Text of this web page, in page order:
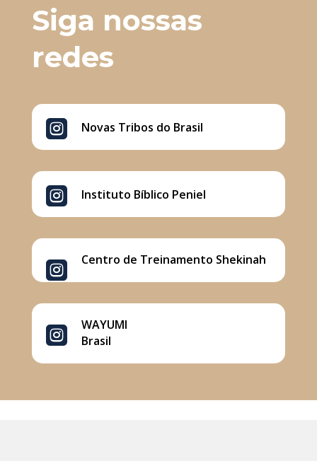
Siga nossas
redes
 Novas Tribos do Brasil
 Instituto Bíblico Peniel
 Centro de Treinamento Shekinah

WAYUMI
Brasil